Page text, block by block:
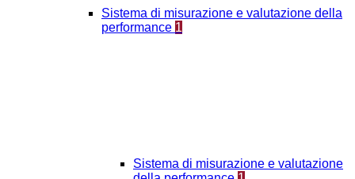
Sistema di misurazione e valutazione della
performance 1
Sistema di misurazione e valutazione